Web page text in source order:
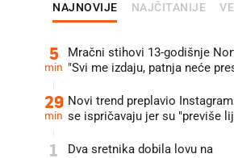
NAJNOVIJE NAJČITANIJE
5
min
Mračni stihovi 13-godišnje
"Svi me izdaju, patnja neće
29
min
Novi trend preplavio
se ispričavaju jer su "previše
1
Dva sretnika dobila lovu na